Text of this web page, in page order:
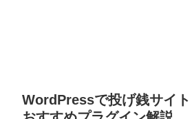
WordPressで投げ銭サイ